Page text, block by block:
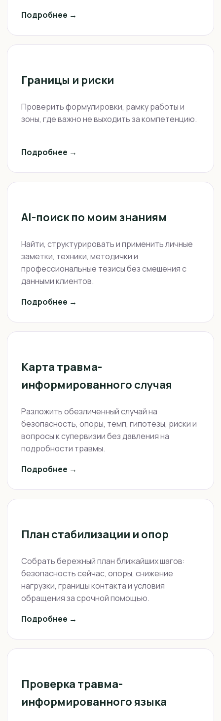
Подробнее →
Границы и риски
Проверить формулировки, рамку работы и
зоны, где важно не выходить за компетенцию.
Подробнее →
AI-поиск по моим знаниям
Найти, структурировать и применить личные
заметки, техники, методички и
профессиональные тезисы без смешения с
данными клиентов.
Подробнее →
Карта травма-
информированного случая
Разложить обезличенный случай на
безопасность, опоры, темп, гипотезы, риски и
вопросы к супервизии без давления на
подробности травмы.
Подробнее →
План стабилизации и опор
Собрать бережный план ближайших шагов:
безопасность сейчас, опоры, снижение
нагрузки, границы контакта и условия
обращения за срочной помощью.
Подробнее →
Проверка травма-
информированного языка